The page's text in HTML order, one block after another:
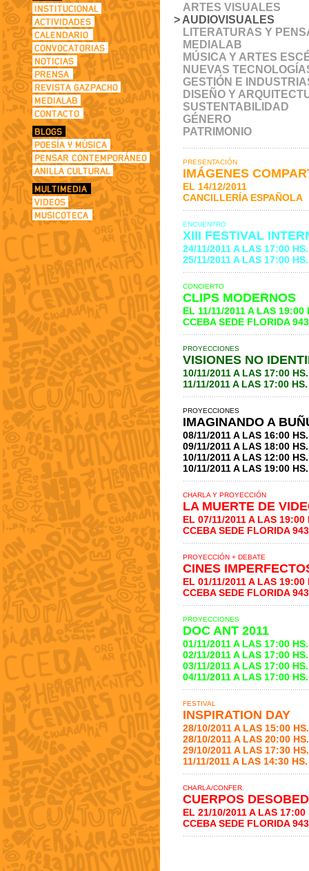
ARTES VISUALES
> AUDIOVISUALES
LITERATURAS Y
MEDIALAB
MÚSICA Y ARTES
NUEVAS
GESTIÓN E
DISEÑO Y
SUSTENTABILIDAD
GÉNERO
PATRIMONIO
PRESENTACIÓN
IMÁGENES
EL 14/12/2011
CANCILLERÍA ESPAÑOLA
ENCUENTRO
XIII FESTIVAL
24/11/2011 A LAS 17:00
25/11/2011 A LAS 17:00
CONCIERTO
CLIPS MODERNOS
EL 11/11/2011 A LAS 19:00
CCEBA SEDE FLORIDA 943
PROYECCIONES
VISIONES NO
10/11/2011 A LAS 17:00
11/11/2011 A LAS 17:00
PROYECCIONES
IMAGINANDO A
08/11/2011 A LAS 16:00
09/11/2011 A LAS 18:00
10/11/2011 A LAS 12:00
10/11/2011 A LAS 19:00
CHARLA Y PROYECCIÓN
LA MUERTE DE
EL 07/11/2011 A LAS 19:00
CCEBA SEDE FLORIDA 943
PROYECCIÓN + DEBATE
CINES
EL 01/11/2011 A LAS 19:00
CCEBA SEDE FLORIDA 943
PROYECCIONES
DOC ANT 2011
01/11/2011 A LAS 17:00
02/11/2011 A LAS 17:00
03/11/2011 A LAS 17:00
04/11/2011 A LAS 17:00
FESTIVAL
INSPIRATION DAY
28/10/2011 A LAS 15:00
28/10/2011 A LAS 20:00
29/10/2011 A LAS 17:30
11/11/2011 A LAS 14:30
CHARLA/CONFER.
CUERPOS
EL 21/10/2011 A LAS 17:00
CCEBA SEDE FLORIDA 943